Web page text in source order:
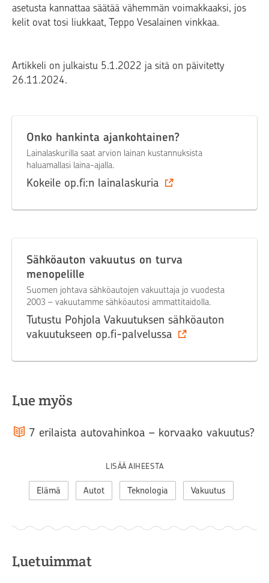
asetusta kannattaa säätää vähemmän voimakkaaksi, jos
kelit ovat tosi liukkaat, Teppo Vesalainen vinkkaa.
Artikkeli on julkaistu 5.1.2022 ja sitä on päivitetty
26.11.2024.
Onko hankinta ajankohtainen?
Lainalaskurilla saat arvion lainan kustannuksista
haluamallasi laina-ajalla.
Kokeile op.fi:n lainalaskuria
Sähköauton vakuutus on turva
menopelille
Suomen johtava sähköautojen vakuuttaja jo vuodesta
2003 – vakuutamme sähköautosi ammattitaidolla.
Tutustu Pohjola Vakuutuksen sähköauton
vakuutukseen op.fi-palvelussa
Lue myös
7 erilaista autovahinkoa – korvaako vakuutus?
LISÄÄ AIHEESTA
Elämä Autot Teknologia Vakuutus
Luetuimmat